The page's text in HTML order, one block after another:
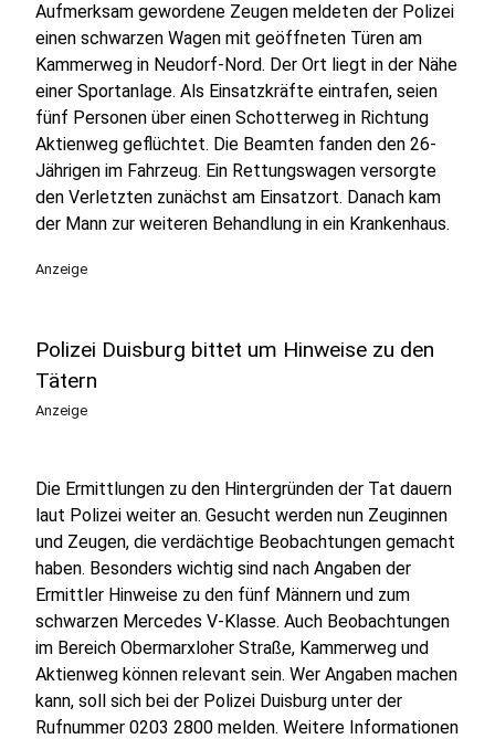
Aufmerksam gewordene Zeugen meldeten der Polizei
einen schwarzen Wagen mit geöffneten Türen am
Kammerweg in Neudorf-Nord. Der Ort liegt in der Nähe
einer Sportanlage. Als Einsatzkräfte eintrafen, seien
fünf Personen über einen Schotterweg in Richtung
Aktienweg geflüchtet. Die Beamten fanden den 26-
Jährigen im Fahrzeug. Ein Rettungswagen versorgte
den Verletzten zunächst am Einsatzort. Danach kam
der Mann zur weiteren Behandlung in ein Krankenhaus.
Anzeige
Polizei Duisburg bittet um Hinweise zu den
Tätern
Anzeige
Die Ermittlungen zu den Hintergründen der Tat dauern
laut Polizei weiter an. Gesucht werden nun Zeuginnen
und Zeugen, die verdächtige Beobachtungen gemacht
haben. Besonders wichtig sind nach Angaben der
Ermittler Hinweise zu den fünf Männern und zum
schwarzen Mercedes V-Klasse. Auch Beobachtungen
im Bereich Obermarxloher Straße, Kammerweg und
Aktienweg können relevant sein. Wer Angaben machen
kann, soll sich bei der Polizei Duisburg unter der
Rufnummer 0203 2800 melden. Weitere Informationen